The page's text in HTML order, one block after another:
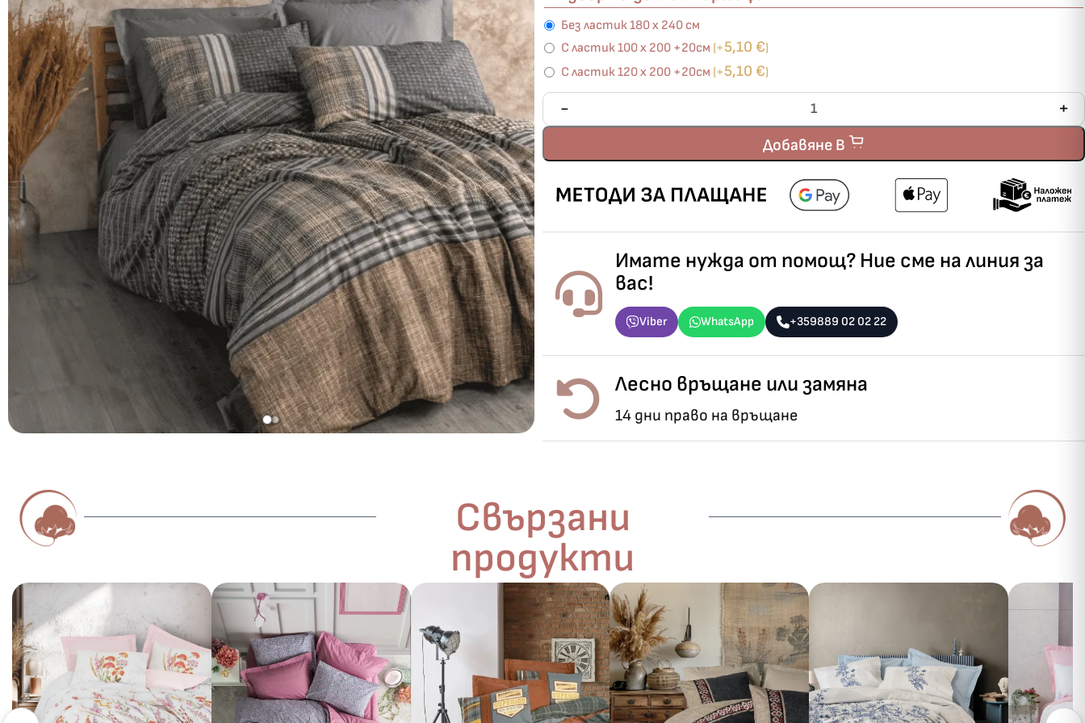
Без ластик 180 х 240 см
С ластик 100 х 200 +20см (+5,10 €)
С ластик 120 х 200 +20см (+5,10 €)
Добавяне В
Имате нужда от помощ? Ние сме на линия за
вас!
Viber WhatsApp +359889 02 02 22
Лесно връщане или замяна
14 дни право на връщане
Свързани
продукти